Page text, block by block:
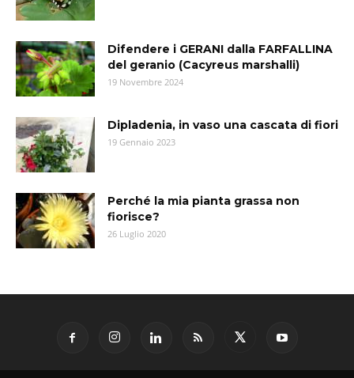
Difendere i GERANI dalla FARFALLINA
del geranio (Cacyreus marshalli)
19 Novembre 2024
Dipladenia, in vaso una cascata di fiori
19 Gennaio 2023
Perché la mia pianta grassa non
fiorisce?
26 Luglio 2020